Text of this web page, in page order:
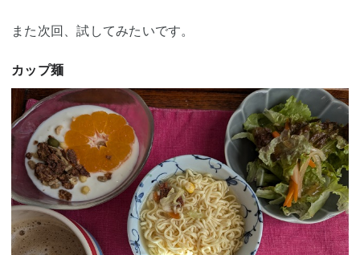
また次回、試してみたいです。
カップ麺